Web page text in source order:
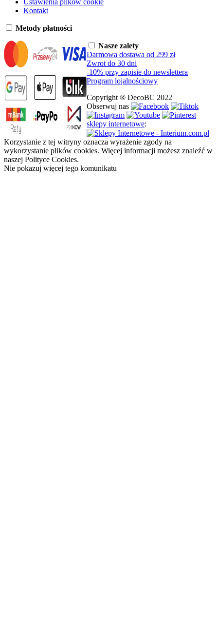
Kontakt
Metody płatności
Nasze zalety
Darmowa dostawa od 299 zł
Zwrot do 30 dni
-10% przy zapisie do newslettera
Program lojalnościowy
Copyright ® DecoBC 2022
Obserwuj nas
sklepy internetowe:
Korzystanie z tej witryny oznacza wyrażenie zgody na
wykorzystanie plików cookies. Więcej informacji możesz znaleźć w
naszej Polityce Cookies.
Nie pokazuj więcej tego komunikatu